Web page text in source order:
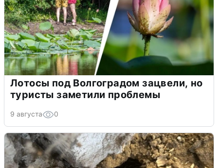
Лотосы под Волгоградом зацвели, но
туристы заметили проблемы
9 августа 0